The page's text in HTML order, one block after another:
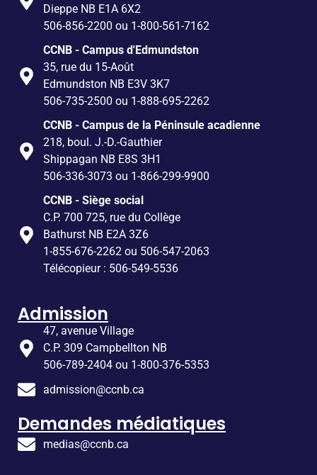
Dieppe NB E1A 6X2
506-856-2200 ou 1-800-561-7162
CCNB - Campus d'Edmundston
35, rue du 15-Août
Edmundston NB E3V 3K7
506-735-2500 ou 1-888-695-2262
CCNB - Campus de la Péninsule acadienne
218, boul. J.-D.-Gauthier
Shippagan NB E8S 3H1
506-336-3073 ou 1-866-299-9900
CCNB - Siège social
C.P. 700 725, rue du Collège
Bathurst NB E2A 3Z6
1-855-676-2262 ou 506-547-2063
Télécopieur : 506-549-5536
Admission
47, avenue Village
C.P. 309 Campbellton NB
506-789-2404 ou 1-800-376-5353
admission@ccnb.ca
Demandes médiatiques
medias@ccnb.ca